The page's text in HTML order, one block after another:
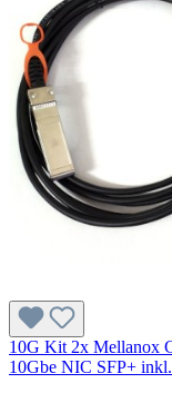
10G Kit 2x Mellanox
10Gbe NIC SFP+